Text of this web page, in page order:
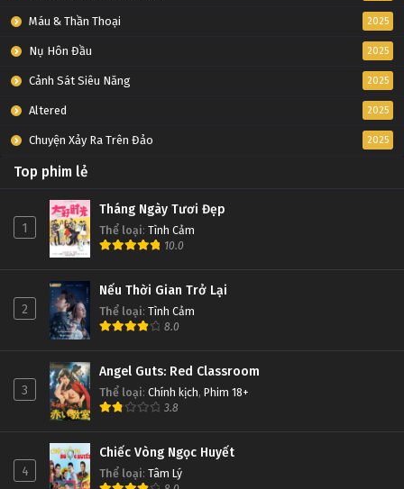
Máu & Thần Thoại 2025
Nụ Hôn Đầu 2025
Cảnh Sát Siêu Năng 2025
Altered 2025
Chuyện Xảy Ra Trên Đảo 2025
Top phim lẻ
1
Tháng Ngày Tươi Đẹp
Thể loại: Tình Cảm
10.0
2
Nếu Thời Gian Trở Lại
Thể loại: Tình Cảm
8.0
3
Angel Guts: Red Classroom
Thể loại: Chính kịch, Phim 18+
3.8
4
Chiếc Vòng Ngọc Huyết
Thể loại: Tâm Lý